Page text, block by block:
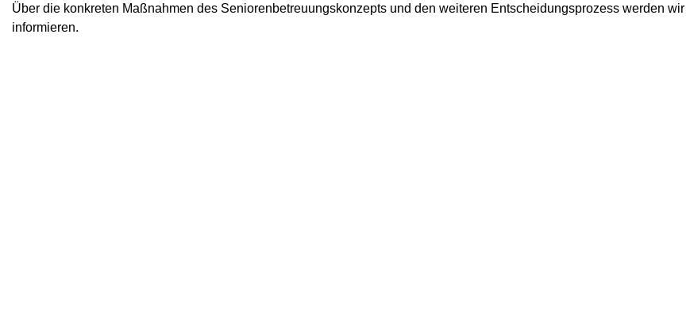
Über die konkreten Maßnahmen des Seniorenbetreuungskonzepts und den weiteren Entscheidungsprozess werden wir
informieren.